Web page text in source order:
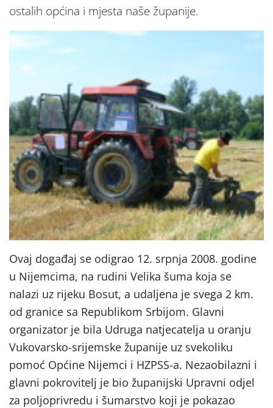
ostalih općina i mjesta naše županije.
Ovaj događaj se odigrao 12. srpnja 2008. godine
u Nijemcima, na rudini Velika šuma koja se
nalazi uz rijeku Bosut, a udaljena je svega 2 km.
od granice sa Republikom Srbijom. Glavni
organizator je bila Udruga natjecatelja u oranju
Vukovarsko-srijemske županije uz svekoliku
pomoć Općine Nijemci i HZPSS-a. Nezaobilazni i
glavni pokrovitelj je bio županijski Upravni odjel
za poljoprivredu i šumarstvo koji je pokazao